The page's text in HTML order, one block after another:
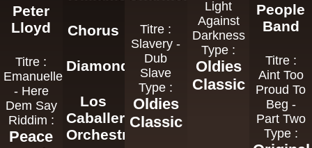
Peter
Lloyd
Titre :
Emanuelle
- Here
Dem Say
Riddim :
Peace
Chorus
Diamonds
Los
Caballeros
Orchestra
Titre :
Slavery -
Dub
Slave
Type :
Oldies
Classic
Light
Against
Darkness
Type :
Oldies
Classic
People
Band
Titre :
Aint Too
Proud To
Beg -
Part Two
Type :